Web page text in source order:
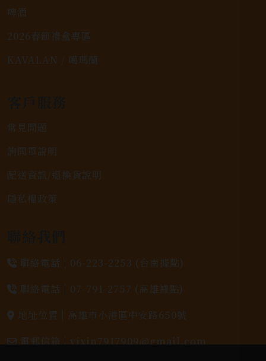
啤酒
2026春節禮盒專區
KAVALAN / 噶瑪蘭
常見問題
詢問單說明
配送資訊/退換貨說明
隱私權政策
聯絡電話 | 06-223-2253 (台南據點)
聯絡電話 | 07-791-2757 (高雄據點)
地址位置 | 高雄市小港區中安路650號
電郵信箱 | yixin7917909@gmail.com